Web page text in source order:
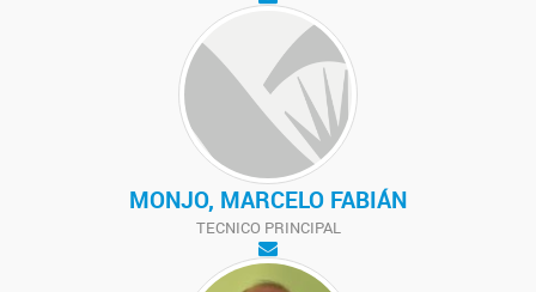
MONJO, MARCELO FABIÁN
TECNICO PRINCIPAL